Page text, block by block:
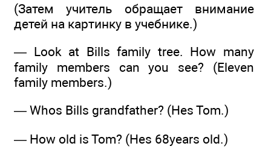
(Затем учитель обращает внимание
детей на картинку в учебнике.)
— Look at Bills family tree. How many
family members can you see? (Eleven
family members.)
— Whos Bills grandfather? (Hes Tom.)
— How old is Tom? (Hes 68years old.)